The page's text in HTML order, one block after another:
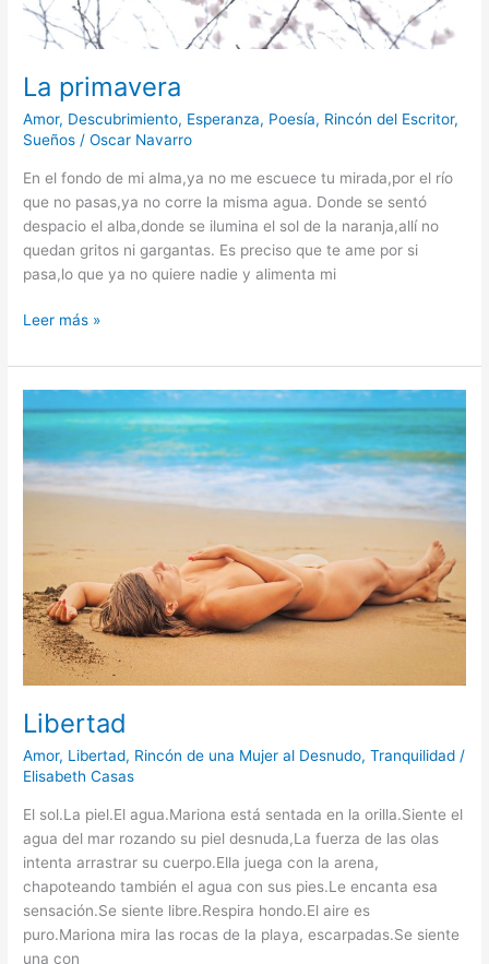
La primavera
Amor, Descubrimiento, Esperanza, Poesía, Rincón del Escritor,
Sueños /Oscar Navarro
En el fondo de mi alma,ya no me escuece tu mirada,por el río
que no pasas,ya no corre la misma agua. Donde se sentó
despacio el alba,donde se ilumina el sol de la naranja,allí no
quedan gritos ni gargantas. Es preciso que te ame por si
pasa,lo que ya no quiere nadie y alimenta mi
Leer más »
Libertad
Amor, Libertad, Rincón de una Mujer al Desnudo,Tranquilidad /
Elisabeth Casas
El sol.La piel.El agua.Mariona está sentada en la orilla.Siente el
agua del mar rozando su piel desnuda,La fuerza de las olas
intenta arrastrar su cuerpo.Ella juega con la arena,
chapoteando también el agua con sus pies.Le encanta esa
sensación.Se siente libre.Respira hondo.El aire es
puro.Mariona mira las rocas de la playa, escarpadas.Se siente
una con